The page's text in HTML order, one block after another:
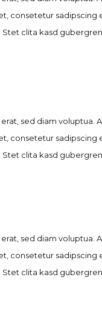
consetetur sadipscing
clita kasd
sed diam voluptua.
consetetur sadipscing
clita kasd
sed diam voluptua.
consetetur sadipscing
clita kasd